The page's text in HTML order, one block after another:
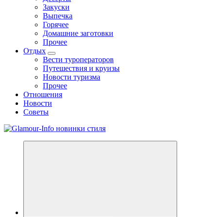
Закуски
Выпечка
Горячее
Домашние заготовки
Прочее
Отдых
Вести туроператоров
Путешествия и круизы
Новости туризма
Прочее
Отношения
Новости
Советы
Секреты молодости, красоты и долголетия. Гламурный журнал